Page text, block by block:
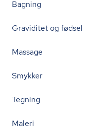
Bagning
Graviditet og fødsel
Massage
Smykker
Tegning
Maleri